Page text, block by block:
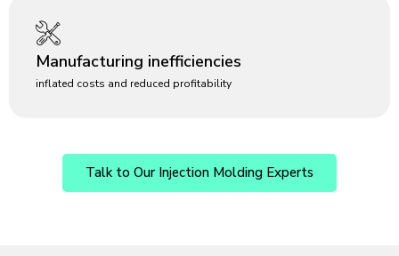
Manufacturing inefficiencies
inflated costs and reduced profitability
Talk to Our Injection Molding Experts